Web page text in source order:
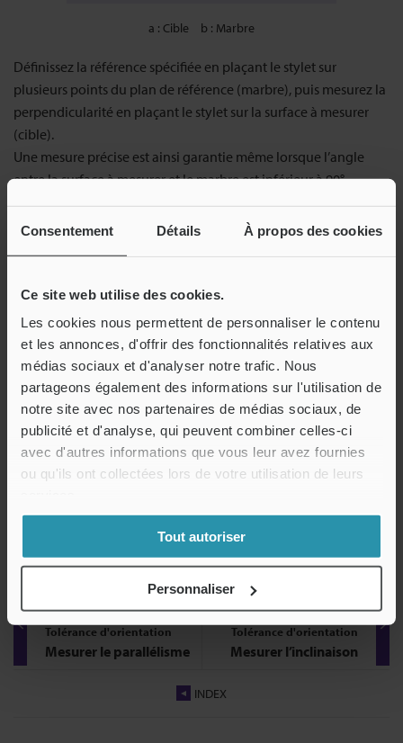
Consentement Détails À propos des cookies
Ce site web utilise des cookies.
Les cookies nous permettent de personnaliser le contenu
et les annonces, d'offrir des fonctionnalités relatives aux
médias sociaux et d'analyser notre trafic. Nous
partageons également des informations sur l'utilisation de
notre site avec nos partenaires de médias sociaux, de
publicité et d'analyse, qui peuvent combiner celles-ci
avec d'autres informations que vous leur avez fournies
ou qu'ils ont collectées lors de votre utilisation de leurs
Tout autoriser
Personnaliser
a Cible b Marbre
Définissez la référence spécifiée en plaçant le stylet sur
plusieurs points du plan de référence (marbre), puis mesurez la
perpendicularité en plaçant le stylet sur la surface à mesurer
(cible).
Une mesure précise est ainsi garantie même lorsque l’angle
entre la surface à mesurer et le marbre est inférieur à 90°.
Il est également possible de mesurer la perpendicularité d’axes
de cylindres, d’alésages et de cônes.
caractéristiques associées :
Tolérance d'orientation
Mesurer le parallélisme
caractéristiques associées :
Tolérance d'orientation
Mesurer l’inclinaison
INDEX